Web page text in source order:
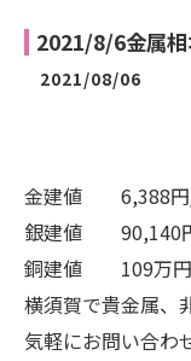
2021/8/6金属
2021/08/06
金建値 6,388
銀建値
銅建値 109万
横須賀で貴金属、
気軽にお問い合わ